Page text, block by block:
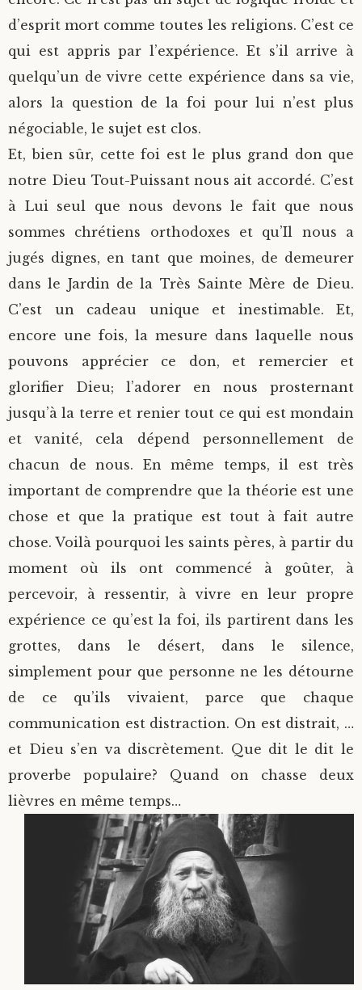
d’esprit mort comme toutes les religions. C’est ce
qui est appris par l’expérience. Et s’il arrive à
quelqu’un de vivre cette expérience dans sa vie,
alors la question de la foi pour lui n’est plus
négociable, le sujet est clos.
Et, bien sûr, cette foi est le plus grand don que
notre Dieu Tout-Puissant nous ait accordé. C’est
à Lui seul que nous devons le fait que nous
sommes chrétiens orthodoxes et qu’Il nous a
jugés dignes, en tant que moines, de demeurer
dans le Jardin de la Très Sainte Mère de Dieu.
C’est un cadeau unique et inestimable. Et,
encore une fois, la mesure dans laquelle nous
pouvons apprécier ce don, et remercier et
glorifier Dieu; l’adorer en nous prosternant
jusqu’à la terre et renier tout ce qui est mondain
et vanité, cela dépend personnellement de
chacun de nous. En même temps, il est très
important de comprendre que la théorie est une
chose et que la pratique est tout à fait autre
chose. Voilà pourquoi les saints pères, à partir du
moment où ils ont commencé à goûter, à
percevoir, à ressentir, à vivre en leur propre
expérience ce qu’est la foi, ils partirent dans les
grottes, dans le désert, dans le silence,
simplement pour que personne ne les détourne
de ce qu’ils vivaient, parce que chaque
communication est distraction. On est distrait, …
et Dieu s’en va discrètement. Que dit le dit le
proverbe populaire? Quand on chasse deux
lièvres en même temps…